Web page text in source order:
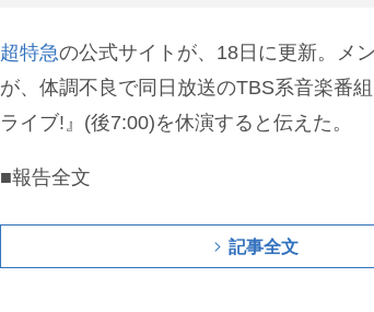
超特急の公式サイトが、18日に更新。メ
が、体調不良で同日放送のTBS系音楽番
ライブ!』(後7:00)を休演すると伝えた。
■報告全文
記事全文